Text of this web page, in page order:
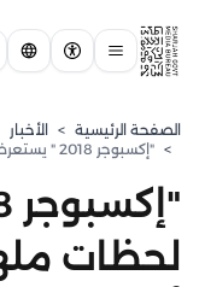
الصفحة الرئيسية > الأخبار
> "إكسبوجر 2018 " يستعرض لحظات ملهمة في حياة باراك أوباما
لحظات